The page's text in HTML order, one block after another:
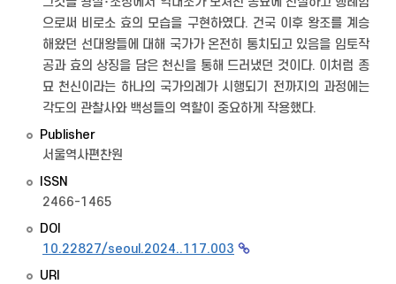
으로써 비로소 효의 모습을 구현하였다. 건국 이후 왕조를 계승
해왔던 선대왕들에 대해 국가가 온전히 통치되고 있음을 임토작
공과 효의 상징을 담은 천신을 통해 드러냈던 것이다. 이처럼 종
묘 천신이라는 하나의 국가의례가 시행되기 전까지의 과정에는
각도의 관찰사와 백성들의 역할이 중요하게 작용했다.
Publisher
서울역사편찬원
ISSN
2466-1465
DOI
10.22827/seoul.2024..117.003
URI